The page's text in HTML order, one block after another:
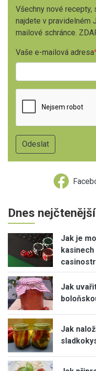
Všechny nové recepty,
najdete v pravidelném
mailové schránce.
Vaše e-mailová adresa
Dnes nejčtenější
Jak je
kasinech
Jak
Jak